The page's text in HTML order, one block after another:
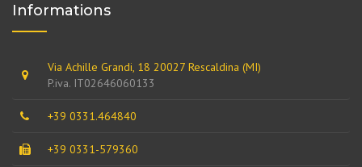
Informations
Via Achille Grandi, 18 20027 Rescaldina (MI)
P.iva. IT02646060133
+39 0331.464840
+39 0331-579360